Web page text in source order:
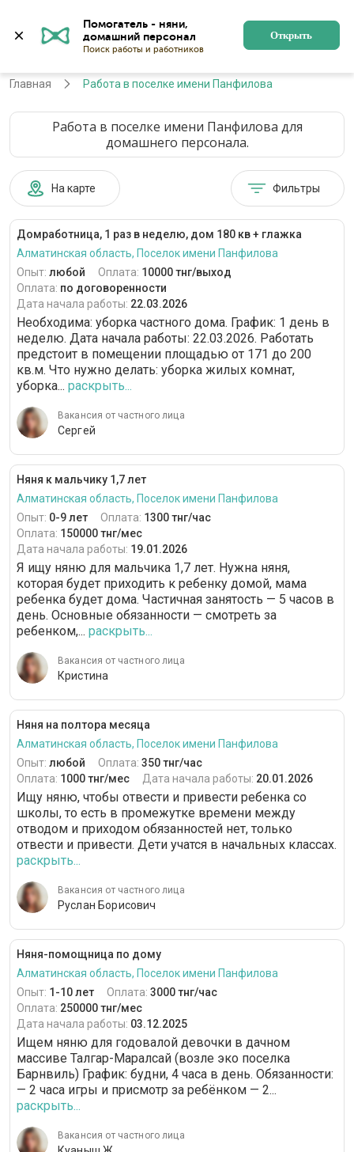
Помогатель - няни,
Поиск работы и работников
Открыть
Поселок имени Панфилова Регистрация
Главная Работа в поселке имени Панфилова
Работа в поселке имени Панфилова для
домашнего персонала.
На карте Фильтры
Домработница, 1 раз в неделю, дом 180 кв + глажка
Алматинская область, Поселок имени Панфилова
Опыт: любой Оплата: 10000 тнг/выход
Оплата: по договоренности
Дата начала работы: 22.03.2026
Необходима: уборка частного дома. График: 1 день в
неделю. Дата начала работы: 22.03.2026. Работать
предстоит в помещении площадью от 171 до 200
кв.м. Что нужно делать: уборка жилых комнат,
уборка... раскрыть...
Вакансия от частного лица
Сергей
Няня к мальчику 1,7 лет
Алматинская область, Поселок имени Панфилова
Опыт: 0-9 лет Оплата: 1300 тнг/час
Оплата: 150000 тнг/мес
Дата начала работы: 19.01.2026
Я ищу няню для мальчика 1,7 лет. Нужна няня,
которая будет приходить к ребенку домой, мама
ребенка будет дома. Частичная занятость — 5 часов в
день. Основные обязанности — смотреть за
ребенком,... раскрыть...
Вакансия от частного лица
Кристина
Няня на полтора месяца
Алматинская область, Поселок имени Панфилова
Опыт: любой Оплата: 350 тнг/час
Оплата: 1000 тнг/мес Дата начала работы: 20.01.2026
Ищу няню, чтобы отвести и привести ребенка со
школы, то есть в промежутке времени между
отводом и приходом обязанностей нет, только
отвести и привести. Дети учатся в начальных классах.
раскрыть...
Вакансия от частного лица
Руслан Борисович
Няня-помощница по дому
Алматинская область, Поселок имени Панфилова
Опыт: 1-10 лет Оплата: 3000 тнг/час
Оплата: 250000 тнг/мес
Дата начала работы: 03.12.2025
Ищем няню для годовалой девочки в дачном
массиве Талгар-Маралсай (возле эко поселка
Барнвиль) График: будни, 4 часа в день. Обязанности:
— 2 часа игры и присмотр за ребёнком — 2...
раскрыть...
Вакансия от частного лица